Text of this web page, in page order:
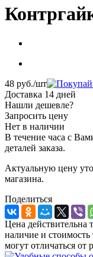
48 руб./шт
Доставка 14 дней
Нашли дешевле?
Запросить цену
Нет в наличии
В течение часа с
деталей заказа.
Актуальную цену
магазина.
Поделиться
Цена действительна
наличие и
могут отличаться от